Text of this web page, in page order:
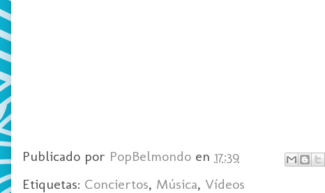
Publicado por PopBelmondo en 17:39
Etiquetas: Conciertos, Música, Vídeos